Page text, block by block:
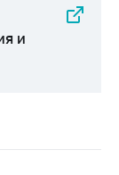
и